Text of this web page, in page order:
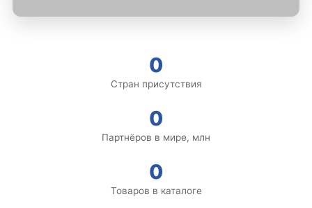
0
Стран присутствия
0
Партнёров в мире, млн
0
Товаров в каталоге